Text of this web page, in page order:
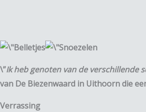
\”Ik heb genoten van de verschillende
van De Biezenwaard in Uithoorn die
Verrassing